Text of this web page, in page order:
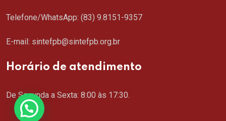
Telefone/WhatsApp: (83) 9.8151-9357
E-mail: sintefpb@sintefpb.org.br
Horário de atendimento
De Segunda a Sexta: 8:00 às 17:30.